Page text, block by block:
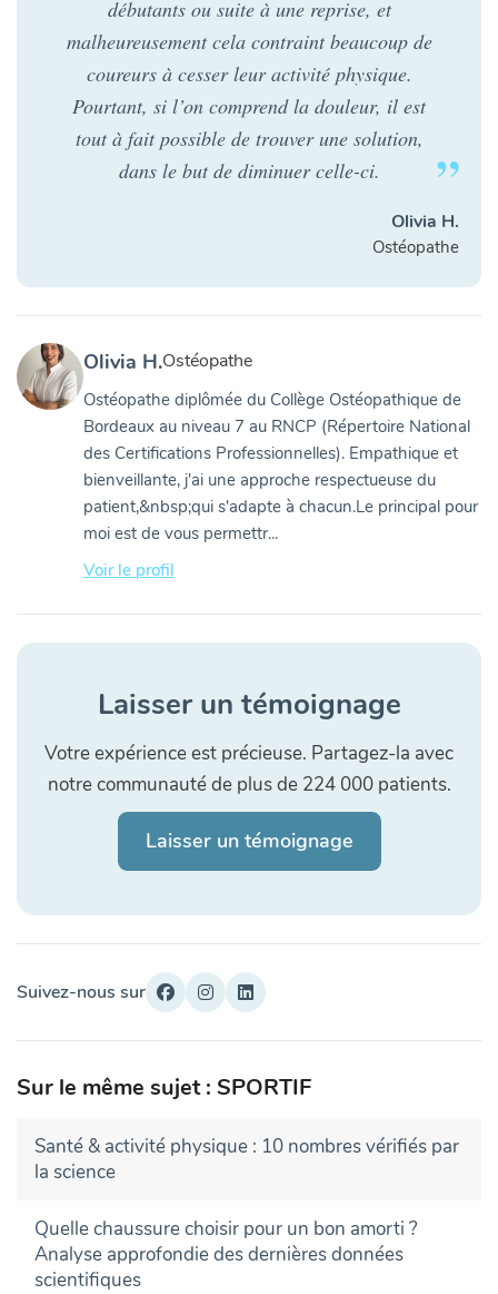
débutants ou suite à une reprise, et
malheureusement cela contraint beaucoup de
coureurs à cesser leur activité physique.
Pourtant, si l’on comprend la douleur, il est
tout à fait possible de trouver une solution,
dans le but de diminuer celle-ci.
Olivia H.
Ostéopathe
Olivia H.Ostéopathe
Ostéopathe diplômée du Collège Ostéopathique de
Bordeaux au niveau 7 au RNCP (Répertoire National
des Certifications Professionnelles). Empathique et
bienveillante, j'ai une approche respectueuse du
patient,&nbsp;qui s'adapte à chacun.Le principal pour
moi est de vous permettr...
Voir le profil
Laisser un témoignage
Votre expérience est précieuse. Partagez-la avec
notre communauté de plus de 224 000 patients.
Laisser un témoignage
Suivez-nous sur
Sur le même sujet : SPORTIF
Santé & activité physique : 10 nombres vérifiés par
la science
Quelle chaussure choisir pour un bon amorti ?
Analyse approfondie des dernières données
scientifiques